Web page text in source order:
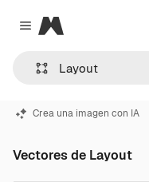
Close menu
Magnific
Crea una imagen con IA
Vectores de Layout